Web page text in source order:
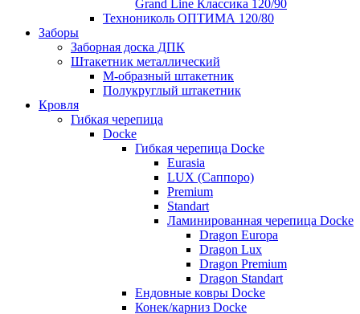
Grand Line Классика 120/90
Технониколь ОПТИМА 120/80
Заборы
Заборная доска ДПК
Штакетник металлический
М-образный штакетник
Полукруглый штакетник
Кровля
Гибкая черепица
Docke
Гибкая черепица Docke
Eurasia
LUX (Саппоро)
Premium
Standart
Ламинированная черепица Docke
Dragon Europa
Dragon Lux
Dragon Premium
Dragon Standart
Ендовные ковры Docke
Конек/карниз Docke